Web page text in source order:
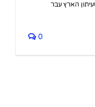
הארץ עבר
0